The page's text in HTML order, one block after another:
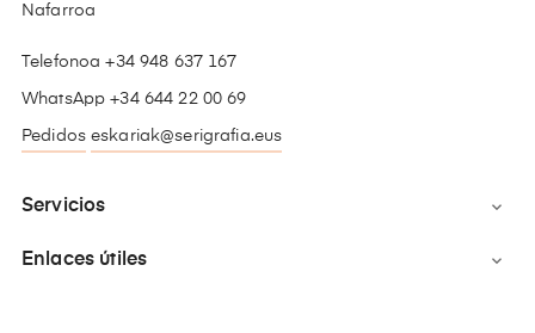
Nafarroa
Telefonoa +34 948 637 167
WhatsApp +34 644 22 00 69
Pedidos eskariak@serigrafia.eus
Servicios 
Enlaces útiles 